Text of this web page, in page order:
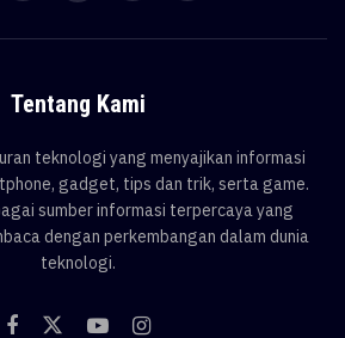
Tentang Kami
teknologi yang menyajikan informasi
gadget, tips dan trik, serta game.
sumber informasi terpercaya yang
dengan perkembangan dalam dunia
teknologi.